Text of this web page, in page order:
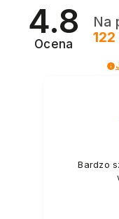
2026? Znajdź
4.8
Ocena
Na
122
Bardzo